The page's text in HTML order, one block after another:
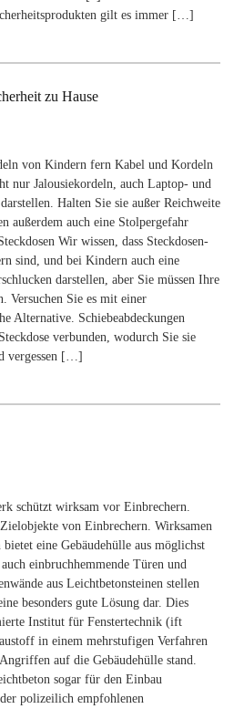
gilt es immer […]
zu Hause
von Kindern fern Kabel und Kordeln
nur Jalousiekordeln, auch Laptop- und
Halten Sie sie außer Reichweite
außerdem auch eine Stolpergefahr
Wir wissen, dass Steckdosen-
sind, und bei Kindern auch eine
darstellen, aber Sie müssen Ihre
Versuchen Sie es mit einer
Alternative. Schiebeabdeckungen
verbunden, wodurch Sie sie
vergessen […]
schützt wirksam vor Einbrechern.
von Einbrechern. Wirksamen
bietet eine Gebäudehülle aus möglichst
einbruchhemmende Türen und
aus Leichtbetonsteinen stellen
besonders gute Lösung dar. Dies
Institut für Fenstertechnik (ift
in einem mehrstufigen Verfahren
auf die Gebäudehülle stand.
sogar für den Einbau
polizeilich empfohlenen